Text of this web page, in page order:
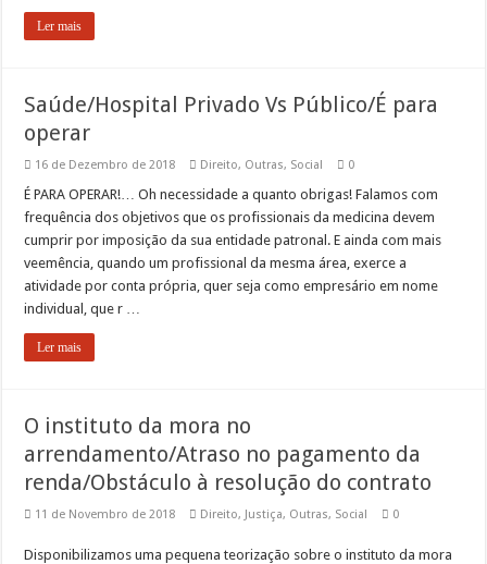
Ler mais
Saúde/Hospital Privado Vs Público/É para
operar
16 de Dezembro de 2018 Direito, Outras, Social 0
É PARA OPERAR!… Oh necessidade a quanto obrigas! Falamos com
frequência dos objetivos que os profissionais da medicina devem
cumprir por imposição da sua entidade patronal. E ainda com mais
veemência, quando um profissional da mesma área, exerce a
atividade por conta própria, quer seja como empresário em nome
individual, que r …
Ler mais
O instituto da mora no
arrendamento/Atraso no pagamento da
renda/Obstáculo à resolução do contrato
11 de Novembro de 2018 Direito, Justiça, Outras, Social 0
Disponibilizamos uma pequena teorização sobre o instituto da mora